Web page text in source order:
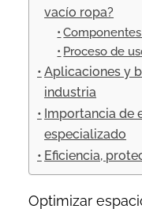
vacío ropa?
Proceso de
Aplicaciones y
industria
Importancia de
especializado
Eficiencia,
Optimizar